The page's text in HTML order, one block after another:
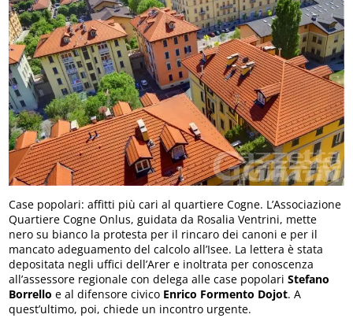
Case popolari: affitti più cari al quartiere Cogne. L’Associazione
Quartiere Cogne Onlus, guidata da Rosalia Ventrini, mette
nero su bianco la protesta per il rincaro dei canoni e per il
mancato adeguamento del calcolo all’Isee. La lettera è stata
depositata negli uffici dell’Arer e inoltrata per conoscenza
all’assessore regionale con delega alle case popolari Stefano
Borrello e al difensore civico Enrico Formento Dojot. A
quest’ultimo, poi, chiede un incontro urgente.